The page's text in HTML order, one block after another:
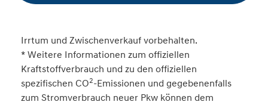
Irrtum und Zwischenverkauf vorbehalten.
* Weitere Informationen zum offiziellen
Kraftstoffverbrauch und zu den offiziellen
spezifischen CO2-Emissionen und gegebenenfalls
zum Stromverbrauch neuer Pkw können dem